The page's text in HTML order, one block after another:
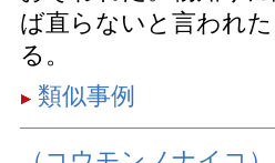
ば直らないと言われ
る。
類似事例